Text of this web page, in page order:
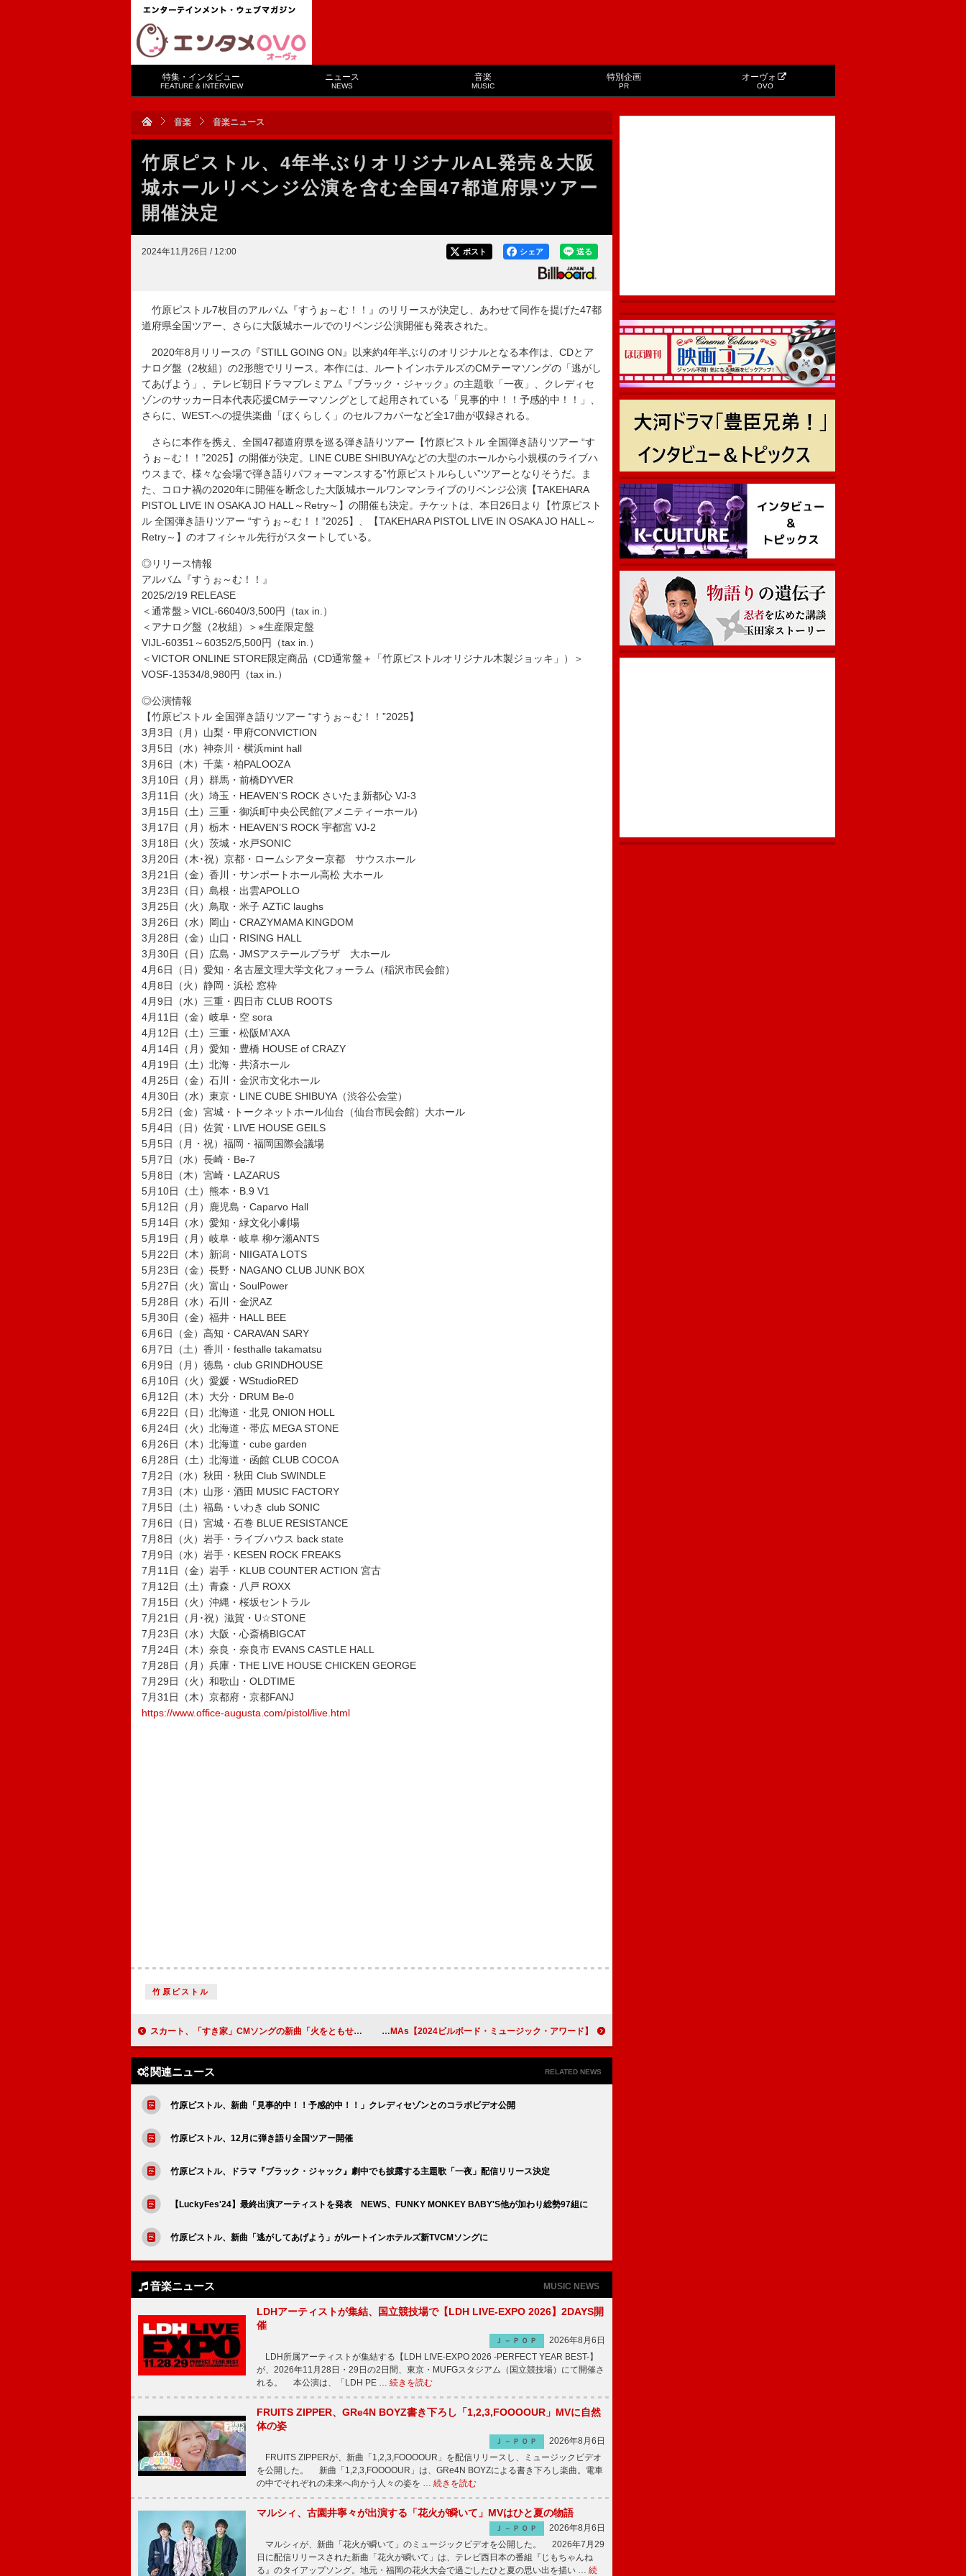
特集・インタビュー
FEATURE & INTERVIEW
ニュース
NEWS
音楽
MUSIC
特別企画
PR
オーヴォ
OVO
音楽 音楽ニュース
竹原ピストル、4年半ぶりオリジナルAL発売＆大阪
城ホールリベンジ公演を含む全国47都道府県ツアー
開催決定
2024年11月26日 / 12:00 送る
シェア
ポスト
竹原ピストル7枚目のアルバム『すうぉ～む！！』のリリースが決定し、あわせて同作を提げた47都
道府県全国ツアー、さらに大阪城ホールでのリベンジ公演開催も発表された。
2020年8月リリースの『STILL GOING ON』以来約4年半ぶりのオリジナルとなる本作は、CDとア
ナログ盤（2枚組）の2形態でリリース。本作には、ルートインホテルズのCMテーマソングの「逃がし
てあげよう」、テレビ朝日ドラマプレミアム『ブラック・ジャック』の主題歌「一夜」、クレディセ
ゾンのサッカー日本代表応援CMテーマソングとして起用されている「見事的中！！予感的中！！」、
さらに、WEST.への提供楽曲「ぼくらしく」のセルフカバーなど全17曲が収録される。
さらに本作を携え、全国47都道府県を巡る弾き語りツアー【竹原ピストル 全国弾き語りツアー “す
うぉ～む！！”2025】の開催が決定。LINE CUBE SHIBUYAなどの大型のホールから小規模のライブハ
ウスまで、様々な会場で弾き語りパフォーマンスする”竹原ピストルらしい”ツアーとなりそうだ。ま
た、コロナ禍の2020年に開催を断念した大阪城ホールワンマンライブのリベンジ公演【TAKEHARA
PISTOL LIVE IN OSAKA JO HALL～Retry～】の開催も決定。チケットは、本日26日より【竹原ピスト
ル 全国弾き語りツアー “すうぉ～む！！”2025】、【TAKEHARA PISTOL LIVE IN OSAKA JO HALL～
Retry～】のオフィシャル先行がスタートしている。
◎リリース情報
アルバム『すうぉ～む！！』
2025/2/19 RELEASE
＜通常盤＞VICL-66040/3,500円（tax in.）
＜アナログ盤（2枚組）＞※生産限定盤
VIJL-60351～60352/5,500円（tax in.）
＜VICTOR ONLINE STORE限定商品（CD通常盤＋「竹原ピストルオリジナル木製ジョッキ」）＞
VOSF-13534/8,980円（tax in.）
◎公演情報
【竹原ピストル 全国弾き語りツアー “すうぉ～む！！”2025】
3月3日（月）山梨・甲府CONVICTION
3月5日（水）神奈川・横浜mint hall
3月6日（木）千葉・柏PALOOZA
3月10日（月）群馬・前橋DYVER
3月11日（火）埼玉・HEAVEN’S ROCK さいたま新都心 VJ-3
3月15日（土）三重・御浜町中央公民館(アメニティーホール)
3月17日（月）栃木・HEAVEN’S ROCK 宇都宮 VJ-2
3月18日（火）茨城・水戸SONIC
3月20日（木･祝）京都・ロームシアター京都 サウスホール
3月21日（金）香川・サンポートホール高松 大ホール
3月23日（日）島根・出雲APOLLO
3月25日（火）鳥取・米子 AZTiC laughs
3月26日（水）岡山・CRAZYMAMA KINGDOM
3月28日（金）山口・RISING HALL
3月30日（日）広島・JMSアステールプラザ 大ホール
4月6日（日）愛知・名古屋文理大学文化フォーラム（稲沢市民会館）
4月8日（火）静岡・浜松 窓枠
4月9日（水）三重・四日市 CLUB ROOTS
4月11日（金）岐阜・空 sora
4月12日（土）三重・松阪M’AXA
4月14日（月）愛知・豊橋 HOUSE of CRAZY
4月19日（土）北海・共済ホール
4月25日（金）石川・金沢市文化ホール
4月30日（水）東京・LINE CUBE SHIBUYA（渋谷公会堂）
5月2日（金）宮城・トークネットホール仙台（仙台市民会館）大ホール
5月4日（日）佐賀・LIVE HOUSE GEILS
5月5日（月・祝）福岡・福岡国際会議場
5月7日（水）長崎・Be-7
5月8日（木）宮崎・LAZARUS
5月10日（土）熊本・B.9 V1
5月12日（月）鹿児島・Caparvo Hall
5月14日（水）愛知・緑文化小劇場
5月19日（月）岐阜・岐阜 柳ケ瀬ANTS
5月22日（木）新潟・NIIGATA LOTS
5月23日（金）長野・NAGANO CLUB JUNK BOX
5月27日（火）富山・SoulPower
5月28日（水）石川・金沢AZ
5月30日（金）福井・HALL BEE
6月6日（金）高知・CARAVAN SARY
6月7日（土）香川・festhalle takamatsu
6月9日（月）徳島・club GRINDHOUSE
6月10日（火）愛媛・WStudioRED
6月12日（木）大分・DRUM Be-0
6月22日（日）北海道・北見 ONION HOLL
6月24日（火）北海道・帯広 MEGA STONE
6月26日（木）北海道・cube garden
6月28日（土）北海道・函館 CLUB COCOA
7月2日（水）秋田・秋田 Club SWINDLE
7月3日（木）山形・酒田 MUSIC FACTORY
7月5日（土）福島・いわき club SONIC
7月6日（日）宮城・石巻 BLUE RESISTANCE
7月8日（火）岩手・ライブハウス back state
7月9日（水）岩手・KESEN ROCK FREAKS
7月11日（金）岩手・KLUB COUNTER ACTION 宮古
7月12日（土）青森・八戸 ROXX
7月15日（火）沖縄・桜坂セントラル
7月21日（月･祝）滋賀・U☆STONE
7月23日（水）大阪・心斎橋BIGCAT
7月24日（木）奈良・奈良市 EVANS CASTLE HALL
7月28日（月）兵庫・THE LIVE HOUSE CHICKEN GEORGE
7月29日（火）和歌山・OLDTIME
7月31日（木）京都府・京都FANJ
https://www.office-augusta.com/pistol/live.html
竹原ピストル
スカート、「すき家」CMソングの新曲「火をともせ」配信リリース決定 【2024ビルボード・ミュージック・アワード】ファイナリスト発表、ザック・ブライアンが最多候補 #BBMAs
関連ニュース RELATED NEWS
竹原ピストル、新曲「見事的中！！予感的中！！」クレディセゾンとのコラボビデオ公開
竹原ピストル、12月に弾き語り全国ツアー開催
竹原ピストル、ドラマ『ブラック・ジャック』劇中でも披露する主題歌「一夜」配信リリース決定
【LuckyFes'24】最終出演アーティストを発表 NEWS、FUNKY MONKEY BΛBY'S他が加わり総勢97組に
竹原ピストル、新曲「逃がしてあげよう」がルートインホテルズ新TVCMソングに
音楽ニュース MUSIC NEWS
LDHアーティストが集結、国立競技場で【LDH LIVE-EXPO 2026】2DAYS開
催
Ｊ－ＰＯＰ
2026年8月6日
LDH所属アーティストが集結する【LDH LIVE-EXPO 2026 -PERFECT YEAR BEST-】
が、2026年11月28日・29日の2日間、東京・MUFGスタジアム（国立競技場）にて開催さ
れる。 本公演は、「LDH PE … 続きを読む
FRUITS ZIPPER、GRe4N BOYZ書き下ろし「1,2,3,FOOOOUR」MVに自然
体の姿
Ｊ－ＰＯＰ
2026年8月6日
FRUITS ZIPPERが、新曲「1,2,3,FOOOOUR」を配信リリースし、ミュージックビデオ
を公開した。 新曲「1,2,3,FOOOOUR」は、GRe4N BOYZによる書き下ろし楽曲。電車
の中でそれぞれの未来へ向かう人々の姿を … 続きを読む
マルシィ、古園井寧々が出演する「花火が瞬いて」MVはひと夏の物語
Ｊ－ＰＯＰ
2026年8月6日
マルシィが、新曲「花火が瞬いて」のミュージックビデオを公開した。 2026年7月29
日に配信リリースされた新曲「花火が瞬いて」は、テレビ西日本の番組『じもちゃんね
る』のタイアップソング。地元・福岡の花火大会で過ごしたひと夏の思い出を描い … 続